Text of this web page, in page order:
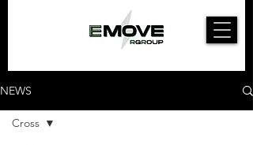
NEWS
Cross